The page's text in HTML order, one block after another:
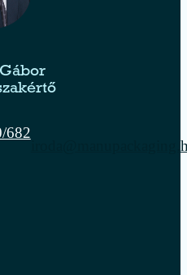
682